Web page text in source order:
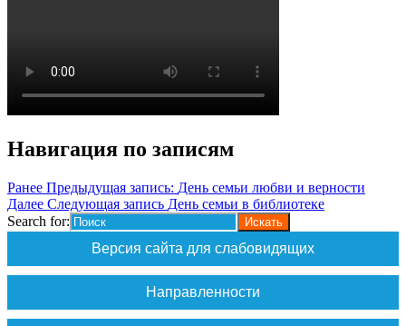
Навигация по записям
Ранее Предыдущая запись: День семьи любви и верности
Далее Следующая запись День семьи в библиотеке
Search for:
Версия сайта для слабовидящих
Направленности